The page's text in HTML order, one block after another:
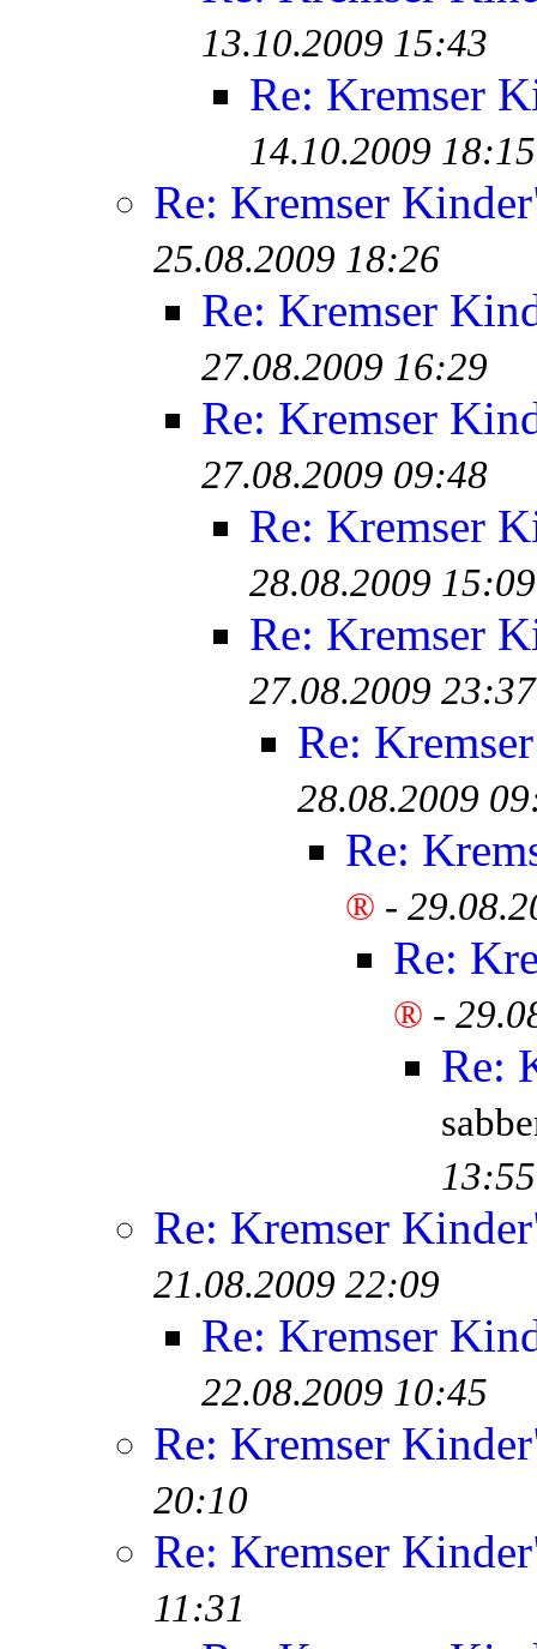
13.10.2009 15:43
Re: Kremser
14.10.2009 18:15
Re: Kremser
25.08.2009 18:26
Re: Kremser
27.08.2009 16:29
Re: Kremser
27.08.2009 09:48
Re: Kremser
28.08.2009 15:09
Re: Kremser
27.08.2009 23:37
Re:
28.08.2009
Re:
® -
Re:
® -
Re:
13:55
Re: Kremser
21.08.2009 22:09
Re: Kremser
22.08.2009 10:45
Re: Kremser
20:10
Re: Kremser
11:31